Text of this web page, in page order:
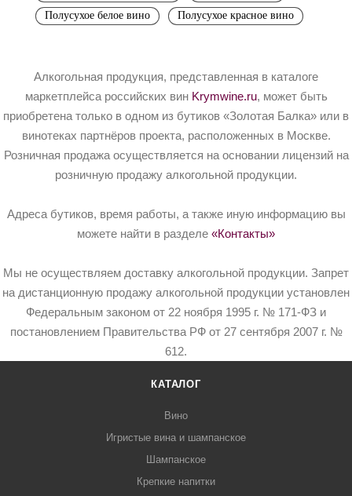
Полусухое белое вино
Полусухое красное вино
Алкогольная продукция, представленная в каталоге
маркетплейса российских вин Krymwine.ru, может быть
приобретена только в одном из бутиков «Золотая Балка» или в
винотеках партнёров проекта, расположенных в Москве.
Розничная продажа осуществляется на основании лицензий на
розничную продажу алкогольной продукции.
Адреса бутиков, время работы, а также иную информацию вы
можете найти в разделе «Контакты»
Мы не осуществляем доставку алкогольной продукции. Запрет
на дистанционную продажу алкогольной продукции установлен
Федеральным законом от 22 ноября 1995 г. № 171-ФЗ и
постановлением Правительства РФ от 27 сентября 2007 г. №
612.
КАТАЛОГ
Вино
Игристые вина и шампанское
Шампанское
Крепкие напитки